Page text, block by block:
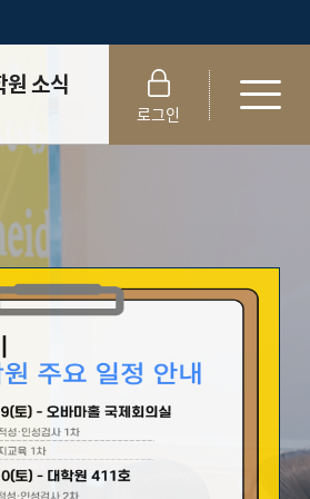
원 소식
보
교과
원자격증
로그인